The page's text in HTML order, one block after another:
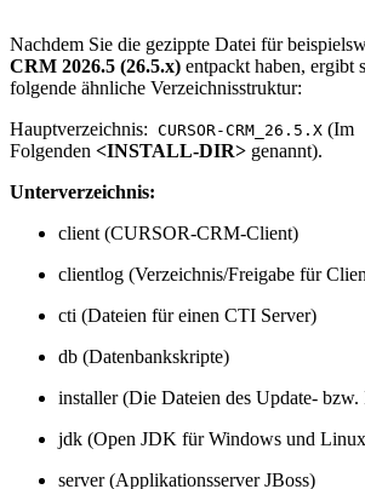
Nachdem Sie die gezippte Datei für
CRM 2026.5 (26.5.x) entpackt haben, ergibt
folgende ähnliche Verzeichnisstruktur:
Hauptverzeichnis: CURSOR-CRM_26.5.X (Im
Folgenden <INSTALL-DIR> genannt).
Unterverzeichnis:
client (CURSOR-CRM-Client)
clientlog (Verzeichnis/Freigabe für
cti (Dateien für einen CTI Server)
db (Datenbankskripte)
installer (Die Dateien des Update- bzw.
jdk (Open JDK für Windows und
server (Applikationsserver JBoss)